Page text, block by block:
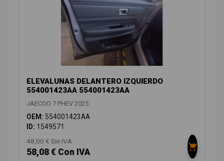
ELEVALUNAS DELANTERO IZQUIERDO
554001423AA 554001423AA
JAECOO 7 PHEV 2025
OEM: 554001423AA
ID: 1549571
48,00 € Sin IVA
58,08 € Con IVA